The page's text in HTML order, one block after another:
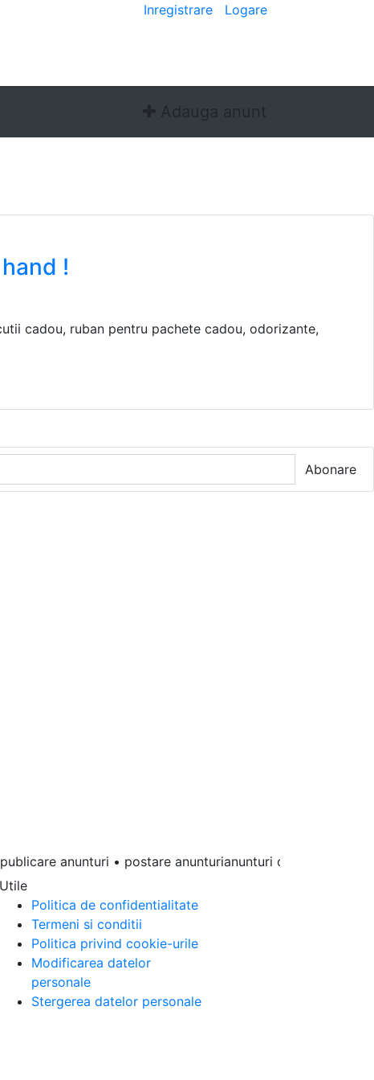
Inregistrare Logare
Adauga anunt
!
cadou, ruban pentru pachete cadou, odorizante,
anunturi • postare anunturianunturi online •
Utile
Politica de confidentialitate
Termeni si conditii
Politica privind cookie-urile
Modificarea datelor
personale
Stergerea datelor personale